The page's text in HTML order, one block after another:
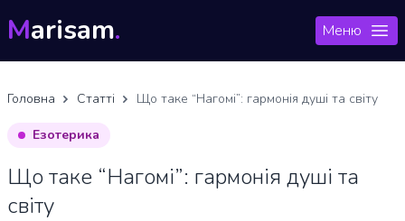
Marisam. Меню
Головна Статті Що таке “Нагомі”: гармонія душі та світу
Езотерика
Що таке “Нагомі”: гармонія душі та
світу